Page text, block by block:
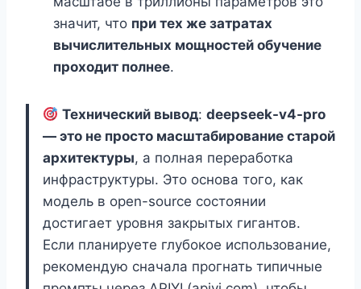
значит, что при тех же затратах
вычислительных мощностей обучение
проходит полнее.
Технический вывод:deepseek-v4-pro
— это не просто масштабирование старой
архитектуры, а полная переработка
инфраструктуры. Это основа того, как
модель в open-source состоянии
достигает уровня закрытых гигантов.
Если планируете глубокое использование,
рекомендую сначала прогнать типичные